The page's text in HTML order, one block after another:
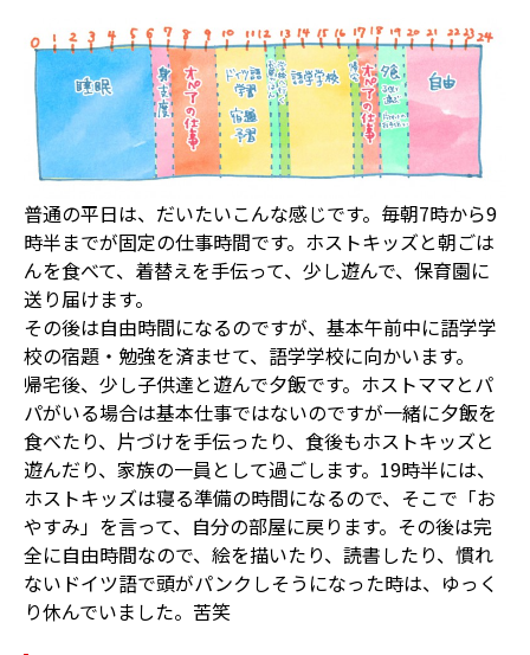
普通の平日は、だいたいこんな感じです。毎朝7時から9
時半までが固定の仕事時間です。ホストキッズと朝ごは
んを食べて、着替えを手伝って、少し遊んで、保育園に
送り届けます。
その後は自由時間になるのですが、基本午前中に語学学
校の宿題・勉強を済ませて、語学学校に向かいます。
帰宅後、少し子供達と遊んで夕飯です。ホストママとパ
パがいる場合は基本仕事ではないのですが一緒に夕飯を
食べたり、片づけを手伝ったり、食後もホストキッズと
遊んだり、家族の一員として過ごします。19時半には、
ホストキッズは寝る準備の時間になるので、そこで「お
やすみ」を言って、自分の部屋に戻ります。その後は完
全に自由時間なので、絵を描いたり、読書したり、慣れ
ないドイツ語で頭がパンクしそうになった時は、ゆっく
り休んでいました。苦笑